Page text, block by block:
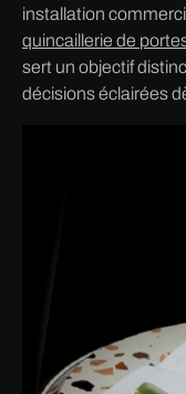
installation
quincaillerie de
sert un objectif
décisions éclairées